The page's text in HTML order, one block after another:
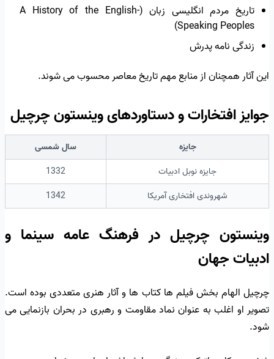
تاریخ مردم انگلیسی زبان (A History of the English-
Speaking Peoples)
زندگی نامه پدرش
این آثار همچنان از منابع مهم تاریخ معاصر محسوب می شوند.
جوایز افتخارات و دستاوردهای وینستون چرچیل
جایزه
سال شمسی
جایزه نوبل ادبیات
1332
شهروندی افتخاری آمریکا
1342
وینستون چرچیل در فرهنگ عامه سینما و
ادبیات جهان
چرچیل الهام بخش فیلم ها کتاب ها و آثار هنری متعددی بوده است.
تصویر او اغلب به عنوان نماد مقاومت و رهبری در بحران بازنمایی می
شود.